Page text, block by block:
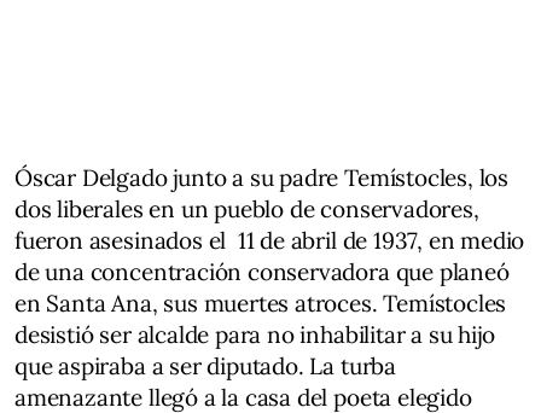
Óscar Delgado junto a su padre Temístocles, los
dos liberales en un pueblo de conservadores,
fueron asesinados el 11 de abril de 1937, en medio
de una concentración conservadora que planeó
en Santa Ana, sus muertes atroces. Temístocles
desistió ser alcalde para no inhabilitar a su hijo
que aspiraba a ser diputado. La turba
amenazante llegó a la casa del poeta elegido